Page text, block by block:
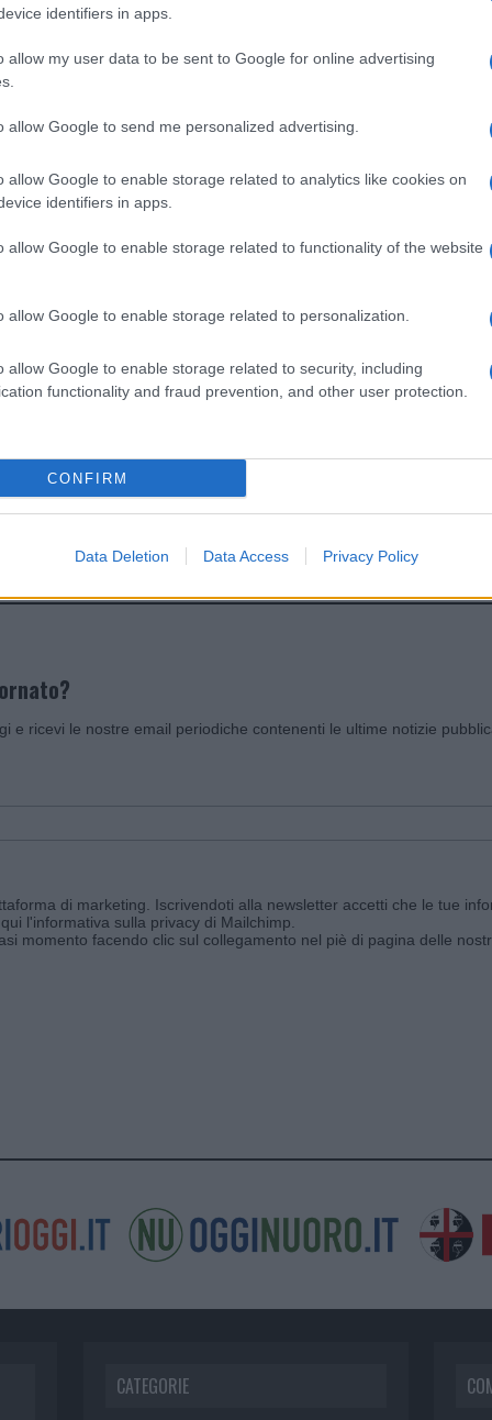
identifiers in apps.
allow my user data to be sent to Google for online advertising
allow Google to send me personalized advertising.
allow Google to enable storage related to analytics like cookies on
identifiers in apps.
allow Google to enable storage related to functionality of the website
allow Google to enable storage related to personalization.
allow Google to enable storage related to security, including
functionality and fraud prevention, and other user protection.
CONFIRM
Data Deletion Data Access Privacy Policy
nella sezione
Differenziata Olbia
Prossimo articolo
Invia un Comunicato Stampa Pubblicità
e ricevi le nostre email periodiche contenenti le ultime notizie
di marketing. Iscrivendoti alla newsletter accetti che le tue
l'informativa sulla privacy di Mailchimp
momento facendo clic sul collegamento nel piè di pagina delle
CATEGORIE